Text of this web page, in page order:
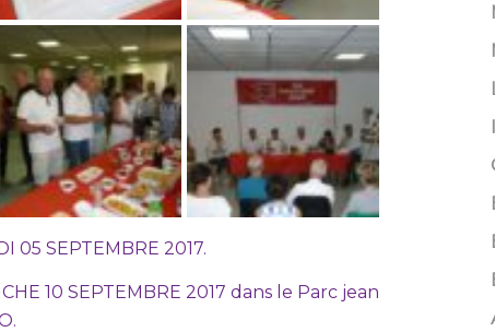
05 SEPTEMBRE 2017.
10 SEPTEMBRE 2017 dans le Parc jean